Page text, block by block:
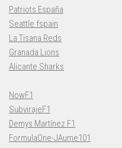
Patriots España
Seattle fspain
La Tisana Reds
Granada Lions
Alicante Sharks
NowF1
SubvirajeF1
Demys Martínez F1
FormulaOne-JAume101